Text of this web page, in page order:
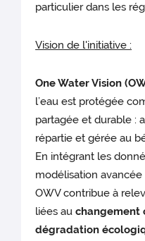
particulier dans les
Vision de l'initiative :
One Water Vision
l’eau est protégée
partagée et durable :
répartie et gérée au
En intégrant les
modélisation
OWV contribue à
liées auchangement
dégradation